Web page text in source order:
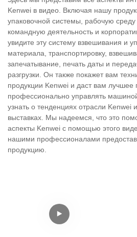
Kenwei в видео. Включая нашу
упаковочной системы, рабочую
командную деятельность и
увидите эту систему взвешивания и
материала, транспортировку,
запечатывание, печать даты и
разгрузки. Он также покажет вам
продукции Kenwei и даст вам лучшее
профессионально управлять
узнать о тенденциях отрасли
выставках. Мы надеемся, что это
аспекты Kenwei с помощью этого
нашими профессионалами
продукцию.